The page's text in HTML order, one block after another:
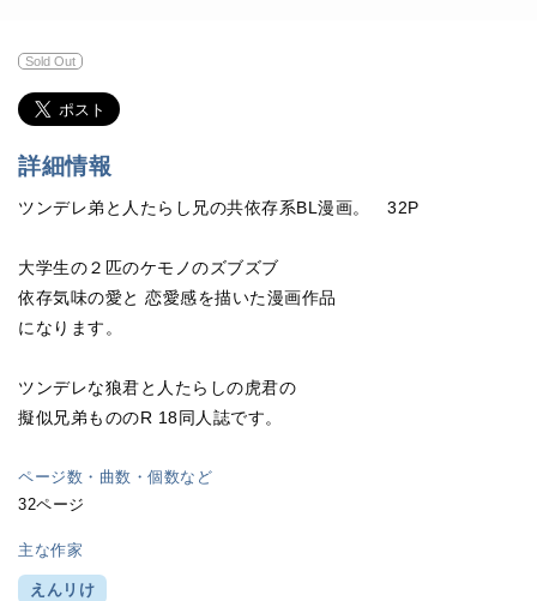
Sold Out
詳細情報
ツンデレ弟と人たらし兄の共依存系BL漫画。 32P
大学生の２匹のケモノのズブズブ
依存気味の愛と 恋愛感を描いた漫画作品
になります。
ツンデレな狼君と人たらしの虎君の
擬似兄弟もののR 18同人誌です。
ページ数・曲数・個数など
32ページ
主な作家
えんリけ